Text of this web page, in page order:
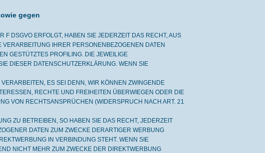
gegen
F DSGVO ERFOLGT, HABEN SIE JEDERZEIT DAS RECHT, AUS
IHRER PERSONENBEZOGENEN DATEN
GESTÜTZTES PROFILING. DIE JEWEILIGE
DIESER DATENSCHUTZERKLÄRUNG. WENN SIE
ES SEI DENN, WIR KÖNNEN ZWINGENDE
RECHTE UND FREIHEITEN ÜBERWIEGEN ODER DIE
VON RECHTSANSPRÜCHEN (WIDERSPRUCH NACH ART. 21
ZU BETREIBEN, SO HABEN SIE DAS RECHT, JEDERZEIT
DATEN ZUM ZWECKE DERARTIGER WERBUNG
IN VERBINDUNG STEHT. WENN SIE
NICHT MEHR ZUM ZWECKE DER DIREKTWERBUNG